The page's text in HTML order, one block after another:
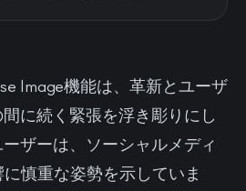
Image機能は、革新とユーザ
に続く緊張を浮き彫りにし
ザーは、ソーシャルメディ
慎重な姿勢を示していま